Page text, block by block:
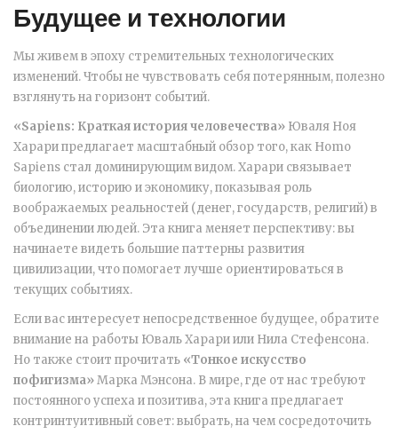
Будущее и технологии
Мы живем в эпоху стремительных технологических
изменений. Чтобы не чувствовать себя потерянным, полезно
взглянуть на горизонт событий.
«Sapiens: Краткая история человечества» Юваля Ноя
Харарипредлагает масштабный обзор того, как Homo
Sapiens стал доминирующим видом. Харари связывает
биологию, историю и экономику, показывая роль
воображаемых реальностей (денег, государств, религий) в
объединении людей. Эта книга меняет перспективу: вы
начинаете видеть большие паттерны развития
цивилизации, что помогает лучше ориентироваться в
текущих событиях.
Если вас интересует непосредственное будущее, обратите
внимание на работы Юваль Харари или Нила Стефенсона.
Но также стоит прочитать «Тонкое искусство
пофигизма»Марка Мэнсона. В мире, где от нас требуют
постоянного успеха и позитива, эта книга предлагает
контринтуитивный совет: выбрать, на чем сосредоточить